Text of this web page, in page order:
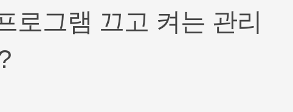
로그램 끄고 켜는 관리